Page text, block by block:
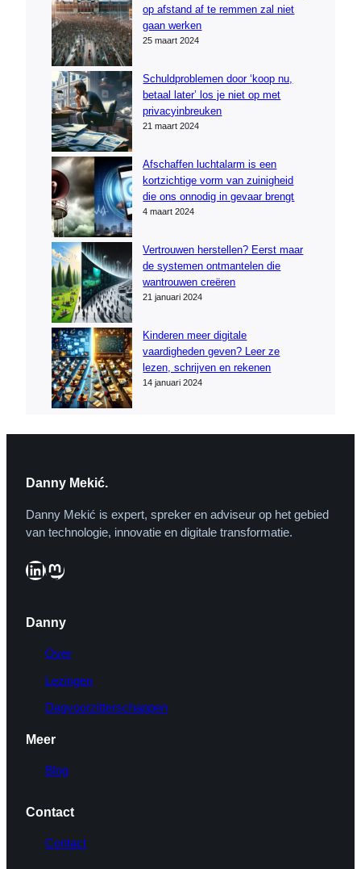
op afstand af te remmen zal niet
gaan werken
25 maart 2024
Schuldproblemen door ‘koop nu,
betaal later’ los je niet op met
privacyinbreuken
21 maart 2024
Afschaffen luchtalarm is een
kortzichtige vorm van zuinigheid
die ons onnodig in gevaar brengt
4 maart 2024
Vertrouwen herstellen? Eerst maar
de systemen ontmantelen die
wantrouwen creëren
21 januari 2024
Kinderen meer digitale
vaardigheden geven? Leer ze
lezen, schrijven en rekenen
14 januari 2024
Danny Mekić.
Danny Mekić is expert, spreker en adviseur op het gebied
van technologie, innovatie en digitale transformatie.
LinkedIn Mastodon
Danny
Over
Lezingen
Dagvoorzitterschappen
Meer
Blog
Contact
Contact